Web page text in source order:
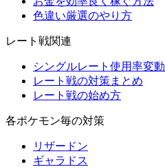
色違い厳選のやり方
レート戦関連
シングルレート使用率変動
レート戦の対策まとめ
レート戦の始め方
各ポケモン毎の対策
リザードン
ギャラドス